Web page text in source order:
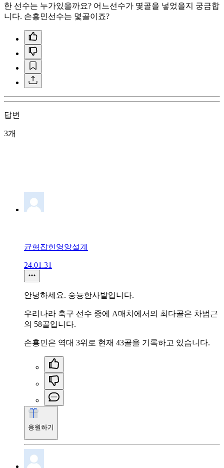
한 선수는 누가있을까요? 어느선수가 몇골을 넣었을지 궁금합
니다. 손흥민선수는 몇골이죠?
답변
3개
균형잡힌영양설계
24.01.31
안녕하세요. 숭늉한사발입니다.
우리나라 축구 선수 중에 A매치에서의 최다골은 차범근
의 58골입니다.
손흥민은 역대 3위로 현재 43골을 기록하고 있습니다.
응원하기